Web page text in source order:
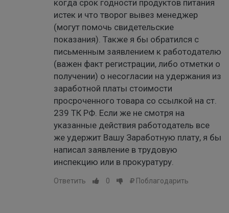
когда срок годности продуктов питания
истек и что творог вывез менеджер
(могут помочь свидетельские
показания). Также я бы обратился с
письменным заявлением к работодателю
(важен факт регистрации, либо отметки о
получении) о несогласии на удержания из
заработной платы стоимости
просроченного товара со ссылкой на ст.
239 ТК РФ. Если же не смотря на
указанные действия работодатель все
же удержит Вашу Заработную плату, я бы
написал заявление в трудовую
инспекцию или в прокуратуру.
Ответить 0 Поблагодарить